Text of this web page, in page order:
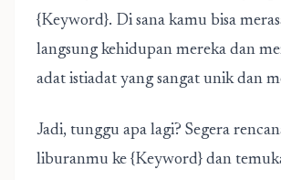
{Keyword}. Di sana kamu bisa
langsung kehidupan mereka dan
adat istiadat yang sangat unik dan
Jadi, tunggu apa lagi? Segera
liburanmu ke {Keyword} dan